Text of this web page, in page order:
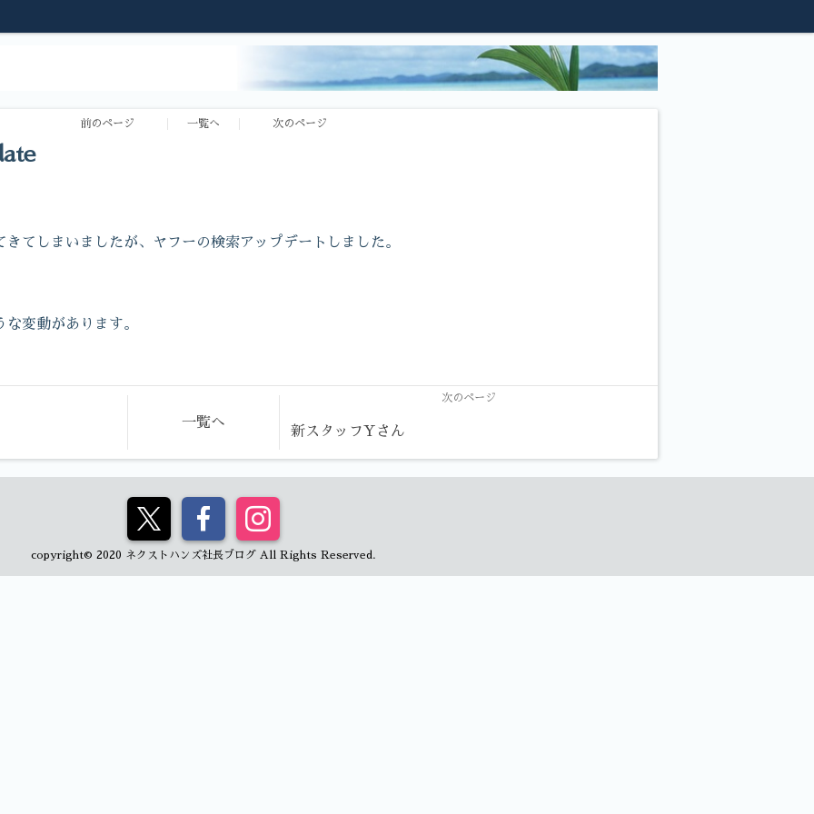
前のページ 一覧へ 次のページ
てしまいましたが、ヤフーの検索アップデートしました。
変動があります。
一覧へ
次のページ
新スタッフYさん
copyright© 2020 ネクストハンズ社長ブログ All Rights Reserved.